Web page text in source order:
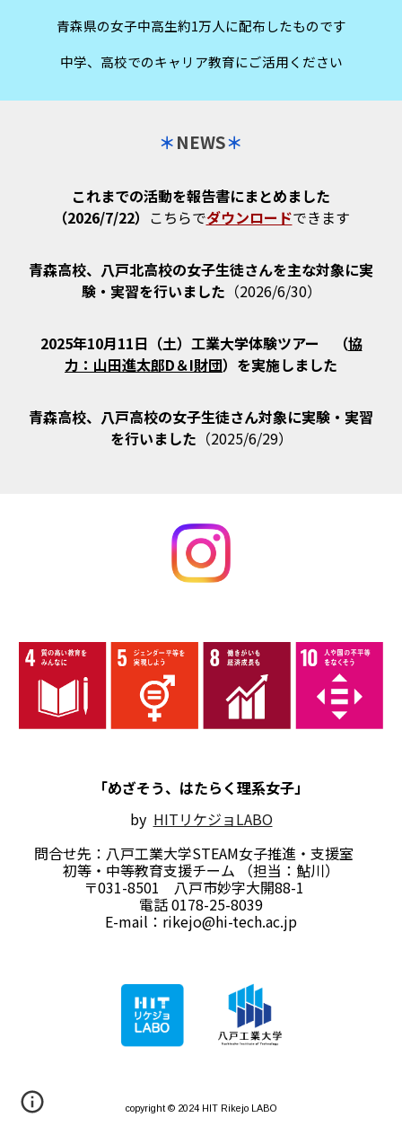
青森県の女子中高生約1万人に配布したものです
中学、高校でのキャリア教育にご活用ください
＊NEWS＊
これまでの活動を報告書にまとめました
（2026/7/22） こちらでダウンロードできます
青森高校、八戸北高校の女子生徒さんを主な対象に実
験・実習を行いました （2026/6/30）
2025年10月11日（土） 工業大学体験ツアー （協
力：山田進太郎D＆I財団） を実施しました
青森高校、八戸高校の女子生徒さん対象に実験・実習
を行いました （2025/6/29）
「めざそう、はたらく理系女子」
by HITリケジョLABO
問合せ先：八戸工業大学STEAM女子推進・支援室
初等・中等教育支援チーム （担当：鮎川）
〒031-8501 八戸市妙字大開88-1
電話0178-25-8039
E-mail：rikejo@hi-tech.ac.jp
copyright © 2024 HIT Rikejo LABO